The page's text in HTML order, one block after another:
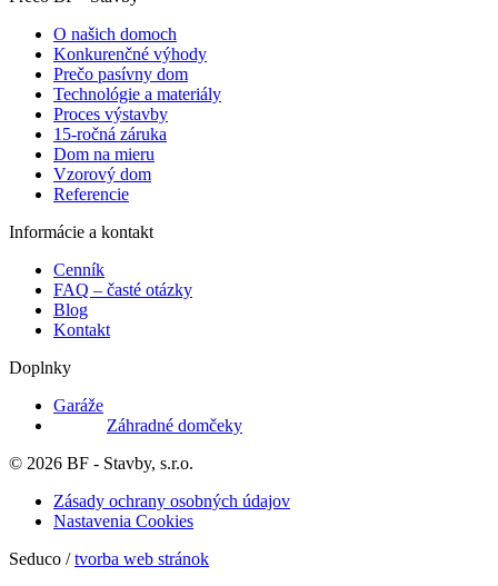
O našich domoch
Konkurenčné výhody
Prečo pasívny dom
Technológie a materiály
Proces výstavby
15-ročná záruka
Dom na mieru
Vzorový dom
Referencie
Informácie a kontakt
Cenník
FAQ – časté otázky
Blog
Kontakt
Doplnky
Garáže
Záhradné domčeky
© 2026 BF - Stavby, s.r.o.
Zásady ochrany osobných údajov
Nastavenia Cookies
Seduco /tvorba web stránok